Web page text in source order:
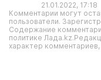
21.01.2022, 17:18
Комментарии могут
пользователи.
Содержание
политике
характер